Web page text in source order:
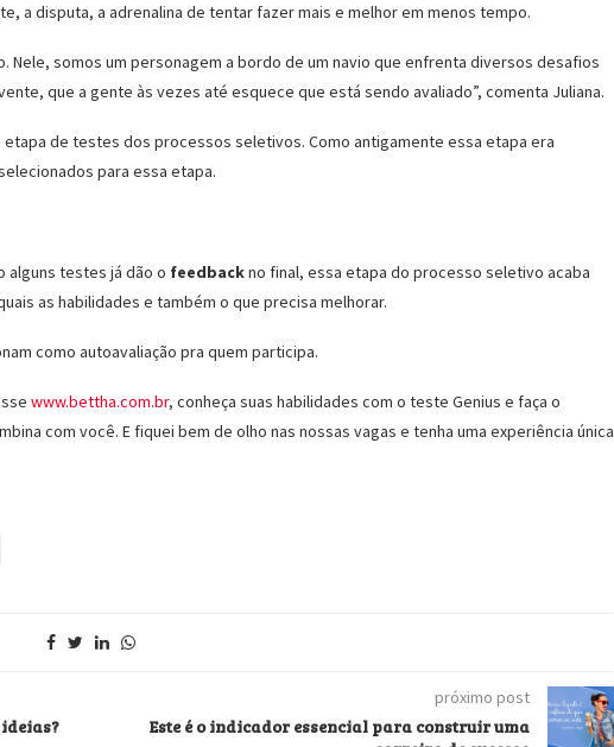
a disputa, a adrenalina de tentar fazer mais e melhor em menos tempo.
Nele, somos um personagem a bordo de um navio que enfrenta diversos desafios
que a gente às vezes até esquece que está sendo avaliado”, comenta Juliana.
de testes dos processos seletivos. Como antigamente essa etapa era
para essa etapa.
alguns testes já dão o feedbackno final, essa etapa do processo seletivo acaba
as habilidades e também o que precisa melhorar.
como autoavaliação pra quem participa.
www.bettha.com.br, conheça suas habilidades com o teste Genius e faça o
com você. E fiquei bem de olho nas nossas vagas e tenha uma experiência única
próximo post
Este é o indicador essencial para construir uma